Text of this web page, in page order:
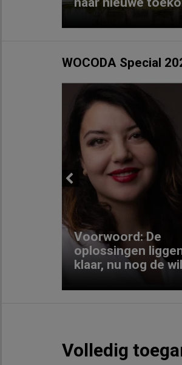
WOCODA Special
Previous
Voorwoord: De
oplossingen
klaar, nu nog de wil
Volledig